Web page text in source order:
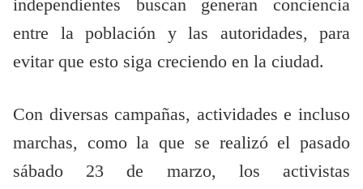
independientes buscan generan conciencia
entre la población y las autoridades, para
evitar que esto siga creciendo en la ciudad.
Con diversas campañas, actividades e incluso
marchas, como la que se realizó el pasado
sábado 23 de marzo, los activistas